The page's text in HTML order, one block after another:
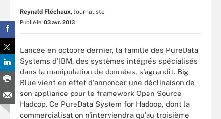
Reynald Fléchaux, Journaliste
Publié le: 03 avr. 2013
Lancée en octobre dernier, la famille des PureData
Systems d'IBM, des systèmes intégrés spécialisés
dans la manipulation de données, s'agrandit. Big
Blue vient en effet d'annoncer une déclinaison de
son appliance pour le framework Open Source
Hadoop. Ce PureData System for Hadoop, dont la
commercialisation n'interviendra qu'au troisième